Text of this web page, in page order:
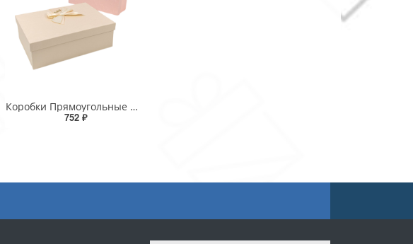
Коробки Прямоугольные Набор 1/3 29*21*9,5 с бантом "Goodluck" Розовый 1/24
752 ₽